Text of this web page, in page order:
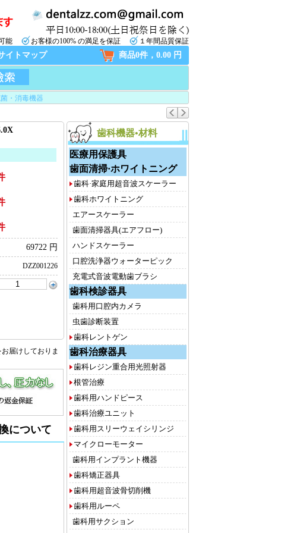
可能 お客様の100% の満足を保証 １年間品質保証
イトマップ 商品0件，0.00 円
・消毒機器
歯科機器•材料
医療用保護具
歯面清掃·ホワイトニング
歯科·家庭用超音波スケーラー
歯科ホワイトニング
エアースケーラー
歯面清掃器具(エアフロー)
ハンドスケーラー
口腔洗浄器ウォーターピック
充電式音波電動歯ブラシ
歯科検診器具
歯科用口腔内カメラ
虫歯診断装置
歯科レントゲン
歯科治療器具
歯科レジン重合用光照射器
根管治療
歯科用ハンドピース
歯科治療ユニット
歯科用スリーウェイシリンジ
マイクローモーター
歯科用インプラント機器
歯科矯正器具
歯科用超音波骨切削機
歯科用ルーペ
歯科用サクション
69722 円
DZZ001226
届けしておりま
について